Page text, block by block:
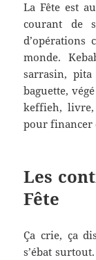
La Fête est
courant de
d’opérations
monde.
sarrasin, pita
baguette,
keffieh,
pour financer
Les
Fête
Ça crie, ça
s’ébat